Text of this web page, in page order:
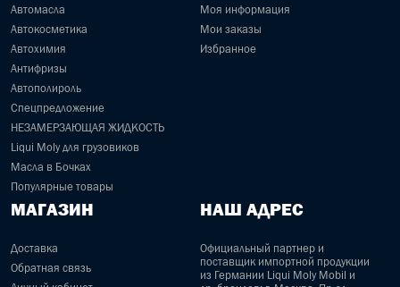
Автомасла
Автокосметика
Автохимия
Антифризы
Автополироль
Спецпредложение
НЕЗАМЕРЗАЮЩАЯ ЖИДКОСТЬ
Liqui Moly для грузовиков
Масла в Бочках
Популярные товары
Моя информация
Мои заказы
Избранное
МАГАЗИН
Доставка
Обратная связь
НАШ АДРЕС
Официальный партнер и
поставщик импортной продукции
из Германии Liqui Moly Mobil и